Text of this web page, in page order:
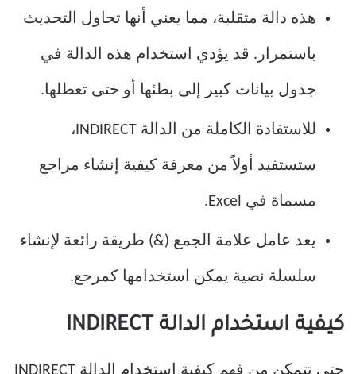
هذه دالة متقلبة، مما يعني أنها تحاول التحديث
باستمرار. قد يؤدي استخدام هذه الدالة في
جدول بيانات كبير إلى بطئها أو حتى تعطلها.
للاستفادة الكاملة من الدالة INDIRECT،
ستستفيد أولاً من معرفة كيفية إنشاء مراجع
مسماة في Excel.
يعد عامل علامة الجمع (&) طريقة رائعة لإنشاء
سلسلة نصية يمكن استخدامها كمرجع.
كيفية استخدام الدالة INDIRECT
حتى تتمكن من فهم كيفية استخدام الدالة INDIRECT